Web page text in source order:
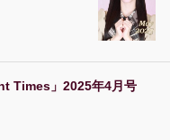
Times」2025年4月号